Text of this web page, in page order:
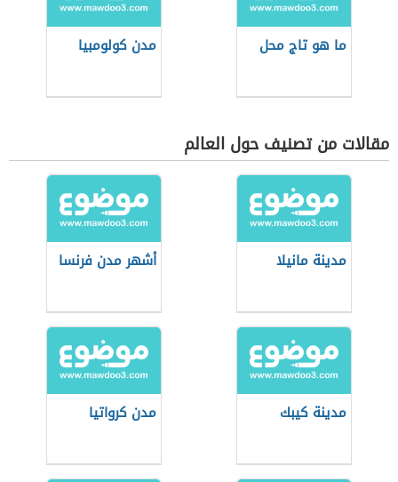
ما هو تاج محل مدن كولومبيا
مقالات من تصنيف حول العالم
مدينة مانيلا أشهر مدن فرنسا
مدينة كيبك مدن كرواتيا